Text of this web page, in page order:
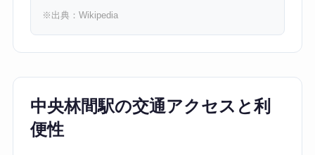
※出典： Wikipedia
中央林間駅の交通アクセスと利
便性